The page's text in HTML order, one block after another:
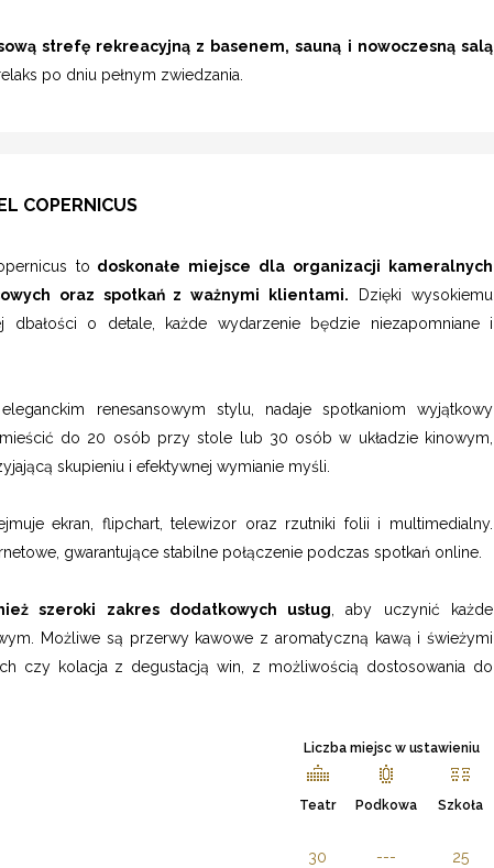
strefę rekreacyjną z basenem, sauną i nowoczesną salą
po dniu pełnym zwiedzania.
COPERNICUS
to doskonałe miejsce dla organizacji kameralnych
oraz spotkań z ważnymi klientami. Dzięki wysokiemu
dbałości o detale, każde wydarzenie będzie niezapomniane i
renesansowym stylu, nadaje spotkaniom wyjątkowy
do 20 osób przy stole lub 30 osób w układzie kinowym,
skupieniu i efektywnej wymianie myśli.
ekran, flipchart, telewizor oraz rzutniki folii i multimedialny.
gwarantujące stabilne połączenie podczas spotkań online.
szeroki zakres dodatkowych usług, aby uczynić każde
Możliwe są przerwy kawowe z aromatyczną kawą i świeżymi
czy kolacja z degustacją win, z możliwością dostosowania do
Liczba miejsc w ustawieniu
Teatr Podkowa Szkoła
30 --- 25